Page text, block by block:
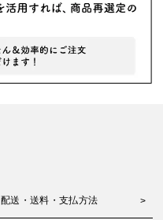
配送・送料・支払方法